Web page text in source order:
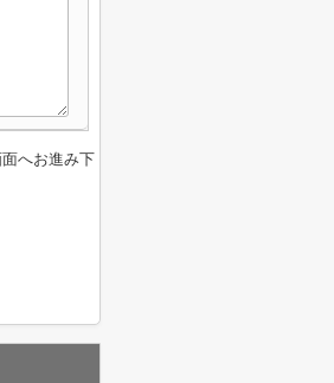
へお進み下